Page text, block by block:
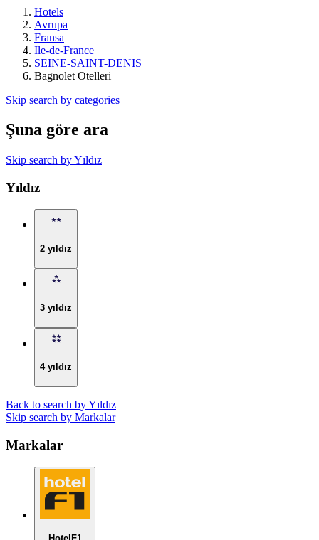
Hotels
Avrupa
Fransa
Ile-de-France
SEINE-SAINT-DENIS
Bagnolet Otelleri
Skip search by categories
Şuna göre ara
Skip search by Yıldız
Yıldız
2 yıldız
3 yıldız
4 yıldız
Back to search by Yıldız
Skip search by Markalar
Markalar